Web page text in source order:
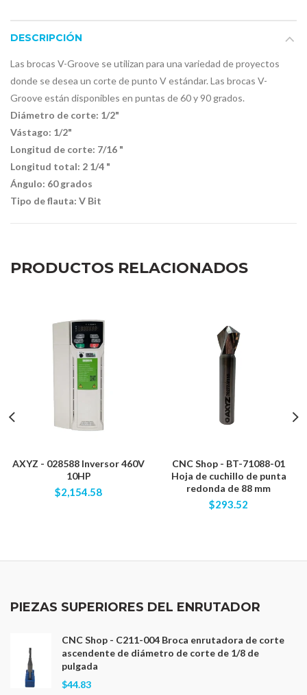
DESCRIPCIÓN
Las brocas V-Groove se utilizan para una variedad de proyectos
donde se desea un corte de punto V estándar. Las brocas V-
Groove están disponibles en puntas de 60 y 90 grados.
Diámetro de corte: 1/2"
Vástago: 1/2"
Longitud de corte: 7/16 "
Longitud total: 2 1/4 "
Ángulo: 60 grados
Tipo de flauta: V Bit
PRODUCTOS RELACIONADOS
AXYZ - 028588 Inversor 460V
10HP
$2,154.58
CNC Shop - BT-71088-01
Hoja de cuchillo de punta
redonda de 88 mm
$293.52
PIEZAS SUPERIORES DEL ENRUTADOR
CNC Shop - C211-004 Broca enrutadora de corte
ascendente de diámetro de corte de 1/8 de
pulgada
$44.83